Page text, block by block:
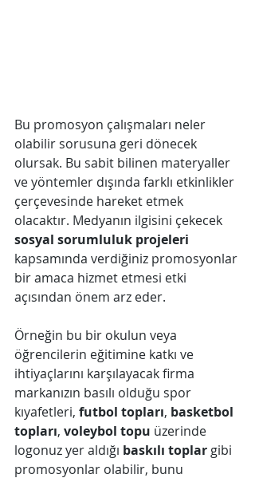
Bu promosyon çalışmaları neler
olabilir sorusuna geri dönecek
olursak. Bu sabit bilinen materyaller
ve yöntemler dışında farklı etkinlikler
çerçevesinde hareket etmek
olacaktır. Medyanın ilgisini çekecek
sosyal sorumluluk projeleri
kapsamında verdiğiniz promosyonlar
bir amaca hizmet etmesi etki
açısından önem arz eder.
Örneğin bu bir okulun veya
öğrencilerin eğitimine katkı ve
ihtiyaçlarını karşılayacak firma
markanızın basılı olduğu spor
kıyafetleri, futbol topları, basketbol
topları, voleybol topu üzerinde
logonuz yer aldığı baskılı toplar gibi
promosyonlar olabilir, bunu